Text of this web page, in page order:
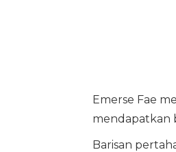
Emerse Fae
mendapatkan
Barisan